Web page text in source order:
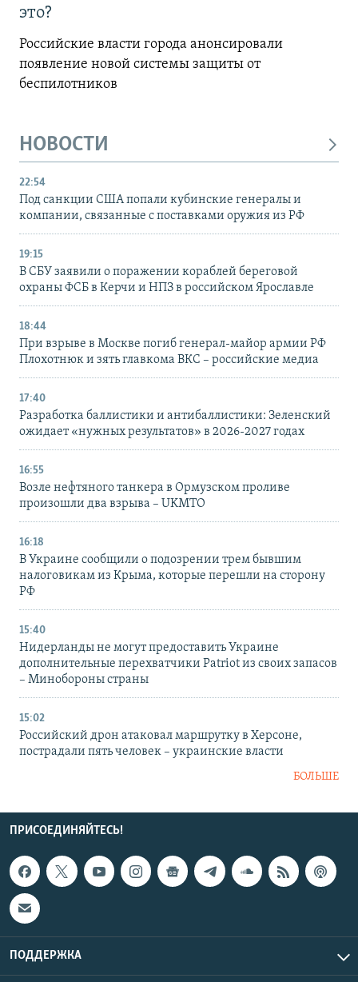
это?
Российские власти города анонсировали
появление новой системы защиты от
беспилотников
НОВОСТИ
22:54
Под санкции США попали кубинские генералы и
компании, связанные с поставками оружия из РФ
19:15
В СБУ заявили о поражении кораблей береговой
охраны ФСБ в Керчи и НПЗ в российском Ярославле
18:44
При взрыве в Москве погиб генерал-майор армии РФ
Плохотнюк и зять главкома ВКС – российские медиа
17:40
Разработка баллистики и антибаллистики: Зеленский
ожидает «нужных результатов» в 2026-2027 годах
16:55
Возле нефтяного танкера в Ормузском проливе
произошли два взрыва – UKMTO
16:18
В Украине сообщили о подозрении трем бывшим
налоговикам из Крыма, которые перешли на сторону
РФ
15:40
Нидерланды не могут предоставить Украине
дополнительные перехватчики Patriot из своих запасов
– Минобороны страны
15:02
Российский дрон атаковал маршрутку в Херсоне,
пострадали пять человек – украинские власти
БОЛЬШЕ
ПРИСОЕДИНЯЙТЕСЬ!
ПОДДЕРЖКА